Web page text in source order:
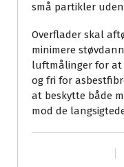
små partikler
Overflader skal
minimere
luftmålinger for at
og fri for
at beskytte både
mod de